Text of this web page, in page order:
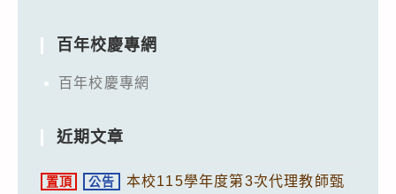
百年校慶專網
百年校慶專網
近期文章
置頂 公告
本校115學年度第3次代理教師甄